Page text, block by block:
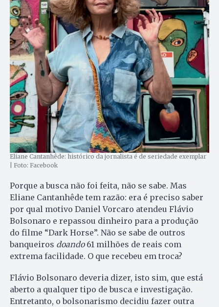
Eliane Cantanhêde: histórico da jornalista é de seriedade exemplar
| Foto: Facebook
Porque a busca não foi feita, não se sabe. Mas
Eliane Cantanhêde tem razão: era é preciso saber
por qual motivo Daniel Vorcaro atendeu Flávio
Bolsonaro e repassou dinheiro para a produção
do filme “Dark Horse”. Não se sabe de outros
banqueiros doando61 milhões de reais com
extrema facilidade. O que recebeu em troca?
Flávio Bolsonaro deveria dizer, isto sim, que está
aberto a qualquer tipo de busca e investigação.
Entretanto, o bolsonarismo decidiu fazer outra